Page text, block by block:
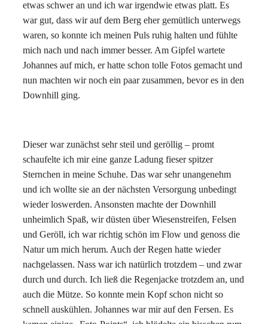
etwas schwer an und ich war irgendwie etwas platt. Es
war gut, dass wir auf dem Berg eher gemütlich unterwegs
waren, so konnte ich meinen Puls ruhig halten und fühlte
mich nach und nach immer besser. Am Gipfel wartete
Johannes auf mich, er hatte schon tolle Fotos gemacht und
nun machten wir noch ein paar zusammen, bevor es in den
Downhill ging.
Dieser war zunächst sehr steil und geröllig – promt
schaufelte ich mir eine ganze Ladung fieser spitzer
Sternchen in meine Schuhe. Das war sehr unangenehm
und ich wollte sie an der nächsten Versorgung unbedingt
wieder loswerden. Ansonsten machte der Downhill
unheimlich Spaß, wir düsten über Wiesenstreifen, Felsen
und Geröll, ich war richtig schön im Flow und genoss die
Natur um mich herum. Auch der Regen hatte wieder
nachgelassen. Nass war ich natürlich trotzdem – und zwar
durch und durch. Ich ließ die Regenjacke trotzdem an, und
auch die Mütze. So konnte mein Kopf schon nicht so
schnell auskühlen. Johannes war mir auf den Fersen. Es